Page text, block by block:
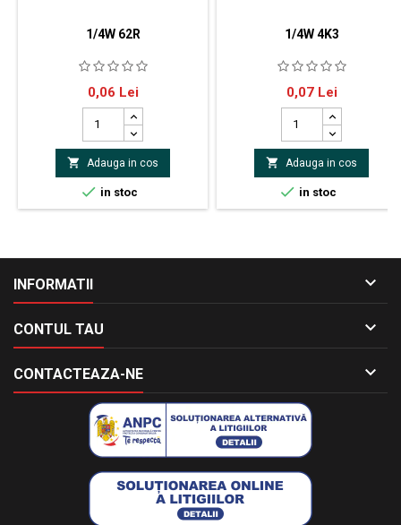
1/4W 62R
SR Passives rezistor de carbon
0.25W Toleranţă ±5%
Tensiune de lucru max. 250V
Dimensiuni carcasă Ø2.3 x 6mm
Dimensiuni terminale Ø0.5 x
28mm Tensiune de impuls max.
500V axial
Pret
0,06 Lei
 Adauga in cos
 in stoc
1/4W 4K3
SR Passives rezistor de carbon
Putere 0.25W Toleranţă ±5%
Tensiune de lucru max. 250V
Dimensiuni carcasă Ø2.3 x 6mm
Dimensiuni terminale Ø0.5 x
28mm Tensiune de impuls max.
500V axial
Pret
0,07 Lei
 Adauga in cos
 in stoc
INFORMATII 
CONTUL TAU 
CONTACTEAZA-NE 